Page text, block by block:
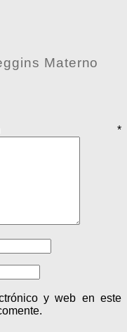
Materno
*
y web en este